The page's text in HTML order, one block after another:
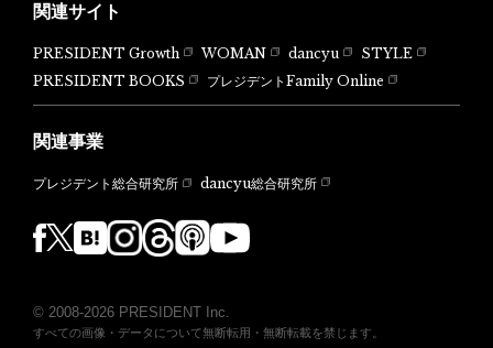
関連サイト
PRESIDENT Growth WOMAN dancyu
STYLE
PRESIDENT BOOKS
プレジデントFamily Online
関連事業
プレジデント総合研究所 dancyu総合研究所
© 2008-2026 PRESIDENT Inc.
すべての画像・データについて無断転用・無断転載を禁じます。